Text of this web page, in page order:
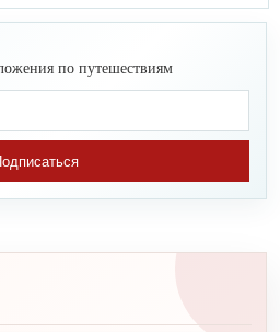
по путешествиям